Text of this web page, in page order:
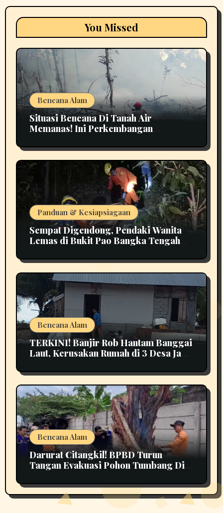
You Missed
Bencana Alam
Situasi Bencana Di Tanah Air
Memanas! Ini Perkembangan
Panduan & Kesiapsiagaan
Sempat Digendong, Pendaki Wanita
Lemas di Bukit Pao Bangka Tengah
Bencana Alam
TERKINI! Banjir Rob Hantam Banggai
Laut, Kerusakan Rumah di 3 Desa Jadi
Bencana Alam
Darurat Citangkil! BPBD Turun
Tangan Evakuasi Pohon Tumbang Di